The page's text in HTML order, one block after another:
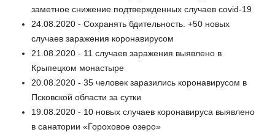
заметное снижение подтвержденных случаев covid-19
24.08.2020 - Сохранять бдительность. +50 новых
случаев заражения коронавирусом
21.08.2020 - 11 случаев заражения выявлено в
Крыпецком монастыре
20.08.2020 - 35 человек заразились коронавирусом в
Псковской области за сутки
19.08.2020 - 10 новых случаев коронавируса выявлено
в санатории «Гороховое озеро»